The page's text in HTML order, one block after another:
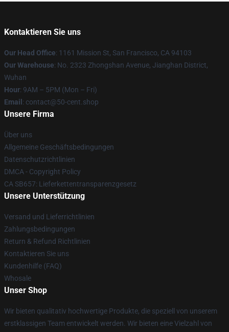
Kontaktieren Sie uns
Our Head Office: 1161 Mission St, San Francisco, CA 94103
Our Warehouse: No. 2323 Zhongshan Avenue, Jianghan District,
Wuhan
Hour: 9AM – 5PM (Mon – Fri)
Email : contact@50-cent.shop
Unsere Firma
Über uns
Allgemeine Geschäftsbedingungen
Datenschutzrichtlinien
DMCA - Copyright Policy
CA SB657: Lieferkettentransparenzgesetz
Unsere Unterstützung
Versand und Lieferrichtlinien
Zahlungsbedingungen
Return & Refund Richtlinien
Kontaktieren Sie uns
Kundenhilfe (FAQ)
Whosale
Unser Shop
Wir bieten qualitativ hochwertige Produkte, die speziell von unserem
erstklassigen Team entwickelt werden. Wir bieten eine Vielzahl von